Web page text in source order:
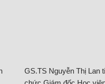
GS.TS Nguyễn Thị Lan